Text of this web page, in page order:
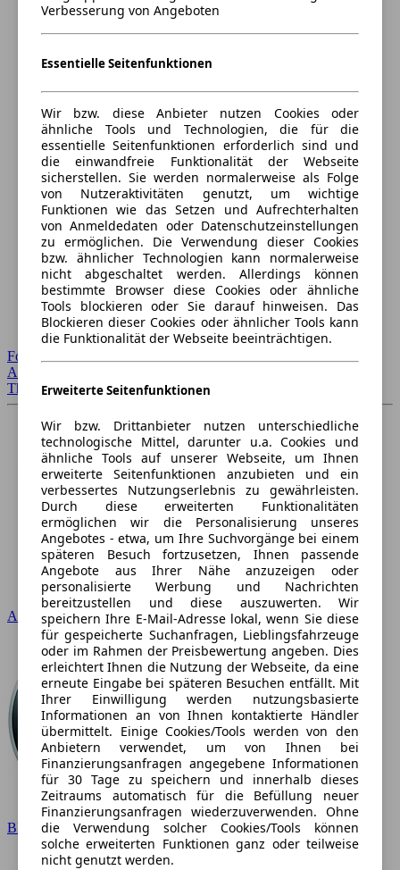
Forum Startseite
Alle Auto-Foren
Themen-Forum
Audi
BMW
Verbesserung von Angeboten
Essentielle Seitenfunktionen
Wir bzw. diese Anbieter nutzen Cookies oder
ähnliche Tools und Technologien, die für die
essentielle Seitenfunktionen erforderlich sind und
die einwandfreie Funktionalität der Webseite
sicherstellen. Sie werden normalerweise als Folge
von Nutzeraktivitäten genutzt, um wichtige
Funktionen wie das Setzen und Aufrechterhalten
von Anmeldedaten oder Datenschutzeinstellungen
zu ermöglichen. Die Verwendung dieser Cookies
bzw. ähnlicher Technologien kann normalerweise
nicht abgeschaltet werden. Allerdings können
bestimmte Browser diese Cookies oder ähnliche
Tools blockieren oder Sie darauf hinweisen. Das
Blockieren dieser Cookies oder ähnlicher Tools kann
die Funktionalität der Webseite beeinträchtigen.
Erweiterte Seitenfunktionen
Wir bzw. Drittanbieter nutzen unterschiedliche
technologische Mittel, darunter u.a. Cookies und
ähnliche Tools auf unserer Webseite, um Ihnen
erweiterte Seitenfunktionen anzubieten und ein
verbessertes Nutzungserlebnis zu gewährleisten.
Durch diese erweiterten Funktionalitäten
ermöglichen wir die Personalisierung unseres
Angebotes - etwa, um Ihre Suchvorgänge bei einem
späteren Besuch fortzusetzen, Ihnen passende
Angebote aus Ihrer Nähe anzuzeigen oder
personalisierte Werbung und Nachrichten
bereitzustellen und diese auszuwerten. Wir
speichern Ihre E-Mail-Adresse lokal, wenn Sie diese
für gespeicherte Suchanfragen, Lieblingsfahrzeuge
oder im Rahmen der Preisbewertung angeben. Dies
erleichtert Ihnen die Nutzung der Webseite, da eine
erneute Eingabe bei späteren Besuchen entfällt. Mit
Ihrer Einwilligung werden nutzungsbasierte
Informationen an von Ihnen kontaktierte Händler
übermittelt. Einige Cookies/Tools werden von den
Anbietern verwendet, um von Ihnen bei
Finanzierungsanfragen angegebene Informationen
für 30 Tage zu speichern und innerhalb dieses
Zeitraums automatisch für die Befüllung neuer
Finanzierungsanfragen wiederzuverwenden. Ohne
die Verwendung solcher Cookies/Tools können
solche erweiterten Funktionen ganz oder teilweise
nicht genutzt werden.